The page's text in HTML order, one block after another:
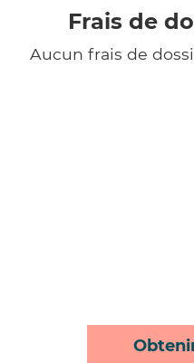
Frais de
Aucun frais de